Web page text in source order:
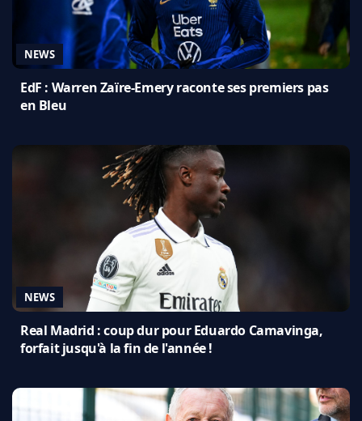
NEWS
EdF : Warren Zaïre-Emery raconte ses premiers pas
en Bleu
NEWS
Real Madrid : coup dur pour Eduardo Camavinga,
forfait jusqu'à la fin de l'année !